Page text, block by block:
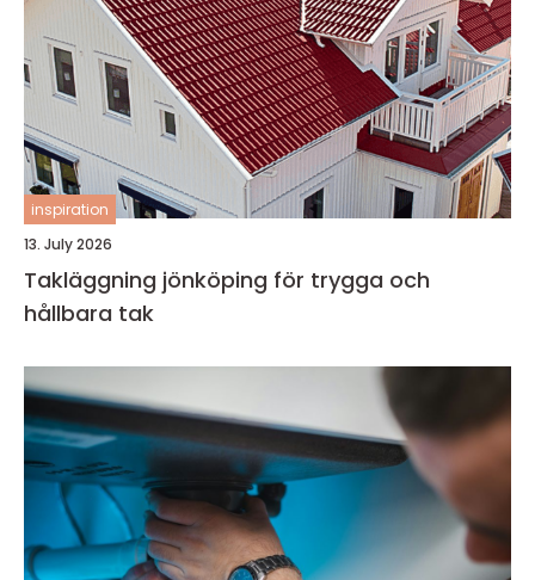
inspiration
13. July 2026
Takläggning jönköping för trygga och
hållbara tak